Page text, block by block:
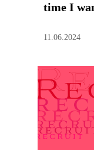
time I
11.06.2024